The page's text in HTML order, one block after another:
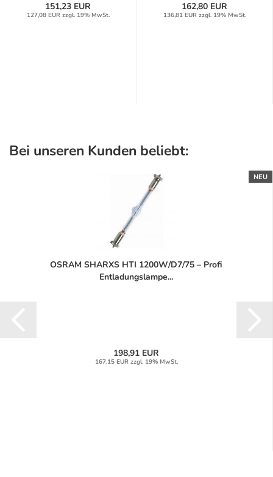
151,23 EUR
127,08 EUR zzgl. 19% MwSt.
162,80 EUR
136,81 EUR zzgl. 19% MwSt.
Bei unseren Kunden beliebt:
NEU
OSRAM SHARXS HTI 1200W/D7/75 – Profi
Entladungslampe...
198,91 EUR
167,15 EUR zzgl. 19% MwSt.